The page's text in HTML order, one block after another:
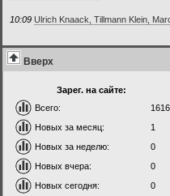
10:09 Ulrich Knaack, Tillmann Klein,
Вверх
Зарег. на сайте:
Всего:
Новых за месяц:
1
Новых за неделю:
0
Новых вчера:
0
Новых сегодня:
0